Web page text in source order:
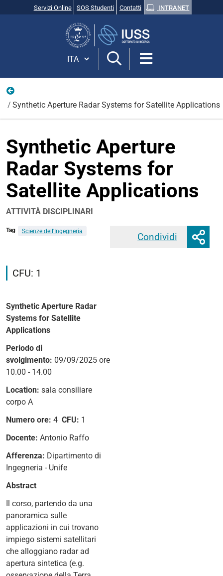
Servizi Online SOS Studenti Contatti INTRANET
Cambia lingua
Synthetic Aperture Radar Systems for Satellite Applications
Synthetic Aperture
Radar Systems for
Satellite Applications
ATTIVITÀ DISCIPLINARI
Condividi
Tag Scienze dell'Ingegneria
e-
attivita/disciplinari/attivita/synthetic-
radar-
systems-
for-
applications
Synthetic
Radar
Systems
for
Applications
2025-
09-
09-
09T14:00:00+02:00
CFU:
1
CFU: 1
Synthetic Aperture Radar
Systems for Satellite
Applications
Periodo di
svolgimento: 09/09/2025 ore
10.00 - 14.00
Location: sala consiliare
corpo A
Numero ore: 4 CFU: 1
Docente: Antonio Raffo
Afferenza: Dipartimento di
Ingegneria - Unife
Abstract
Il corso, partendo da una
panoramica sulle
applicazioni in cui trovano
impiego sistemi satellitari
che alloggiano radar ad
apertura sintetica (e.g.